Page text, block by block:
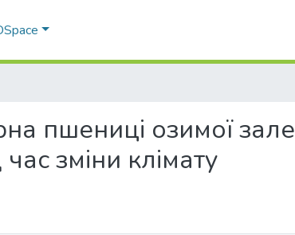
пшениці озимої
зміни клімату